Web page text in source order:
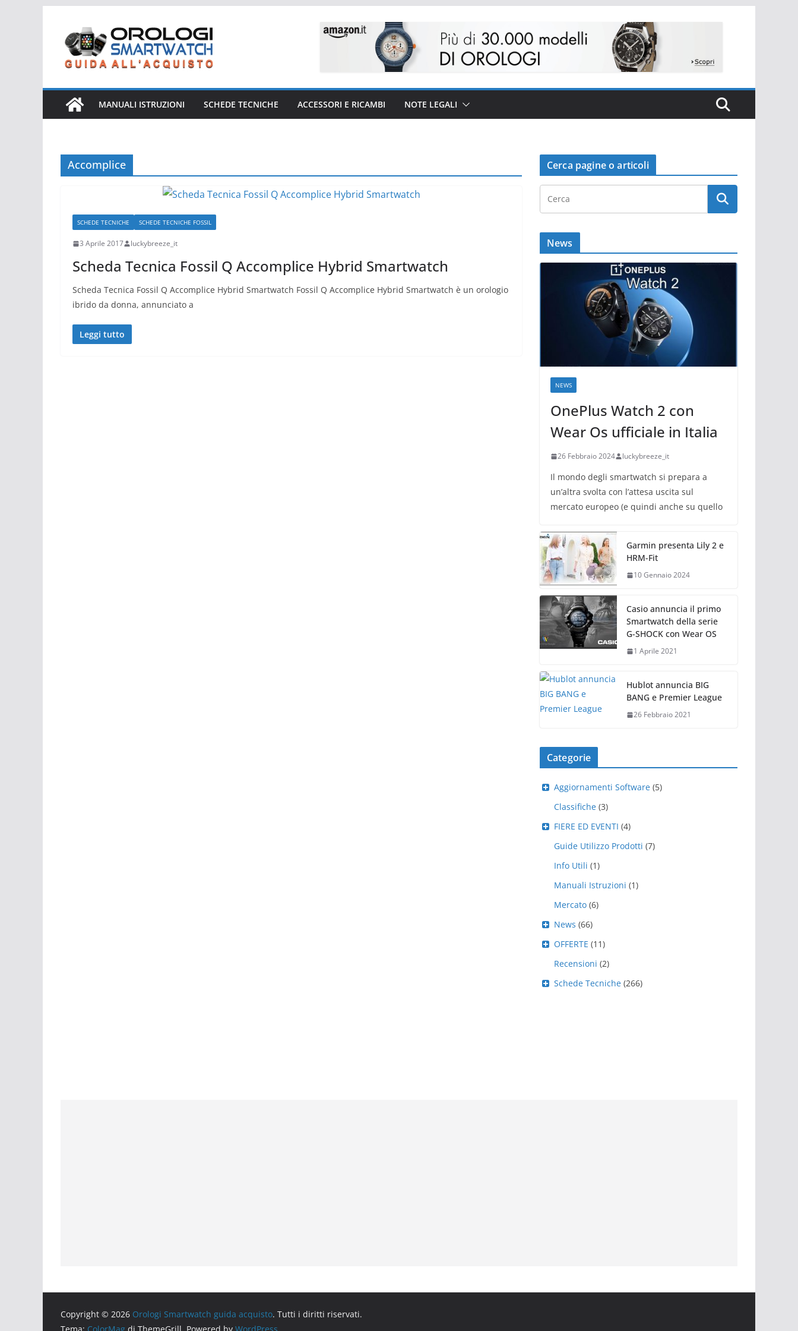
contenuto
MANUALI ISTRUZIONI SCHEDE TECNICHE ACCESSORI E RICAMBI NOTE LEGALI
Accomplice
SCHEDE TECNICHE SCHEDE TECNICHE FOSSIL
3 Aprile 2017 luckybreeze_it
Scheda Tecnica Fossil Q Accomplice Hybrid Smartwatch
Scheda Tecnica Fossil Q Accomplice Hybrid Smartwatch Fossil Q Accomplice Hybrid Smartwatch è un orologio
ibrido da donna, annunciato a
Leggi tutto
Cerca pagine o articoli
News
NEWS
OnePlus Watch 2 con
Wear Os ufficiale in Italia
26 Febbraio 2024 luckybreeze_it
Il mondo degli smartwatch si prepara a
un’altra svolta con l’attesa uscita sul
mercato europeo (e quindi anche su quello
Garmin presenta Lily 2 e
HRM-Fit
10 Gennaio 2024
Casio annuncia il primo
Smartwatch della serie
G-SHOCK con Wear OS
1 Aprile 2021
Hublot annuncia BIG
BANG e Premier League
26 Febbraio 2021
Categorie
Aggiornamenti Software(5)
Classifiche(3)
FIERE ED EVENTI (4)
Guide Utilizzo Prodotti (7)
Info Utili (1)
Manuali Istruzioni (1)
Mercato(6)
News (66)
OFFERTE (11)
Recensioni (2)
Schede Tecniche(266)
Copyright © 2026 Orologi Smartwatch guida acquisto. Tutti i diritti riservati.